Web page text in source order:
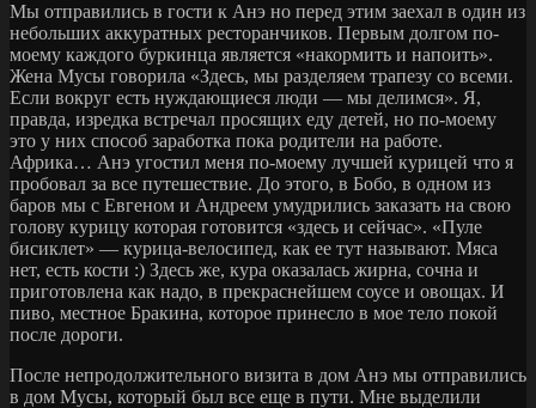
Мы отправились в гости к Анэ но перед этим заехал в один из
небольших аккуратных ресторанчиков. Первым долгом по-
моему каждого буркинца является «накормить и напоить».
Жена Мусы говорила «Здесь, мы разделяем трапезу со всеми.
Если вокруг есть нуждающиеся люди — мы делимся». Я,
правда, изредка встречал просящих еду детей, но по-моему
это у них способ заработка пока родители на работе.
Африка… Анэ угостил меня по-моему лучшей курицей что я
пробовал за все путешествие. До этого, в Бобо, в одном из
баров мы с Евгеном и Андреем умудрились заказать на свою
голову курицу которая готовится «здесь и сейчас». «Пуле
бисиклет» — курица-велосипед, как ее тут называют. Мяса
нет, есть кости :) Здесь же, кура оказалась жирна, сочна и
приготовлена как надо, в прекраснейшем соусе и овощах. И
пиво, местное Бракина, которое принесло в мое тело покой
после дороги.
После непродолжительного визита в дом Анэ мы отправились
в дом Мусы, который был все еще в пути. Мне выделили